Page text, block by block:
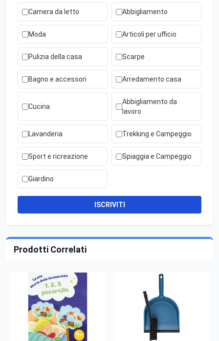
Camera da letto Abbigliamento
Moda Articoli per ufficio
Pulizia della casa Scarpe
Bagno e accessori Arredamento casa
Cucina
Abbigliamento da
lavoro
Lavanderia Trekking e Campeggio
Sport e ricreazione Spiaggia e Campeggio
Giardino
ISCRIVITI
Prodotti Correlati